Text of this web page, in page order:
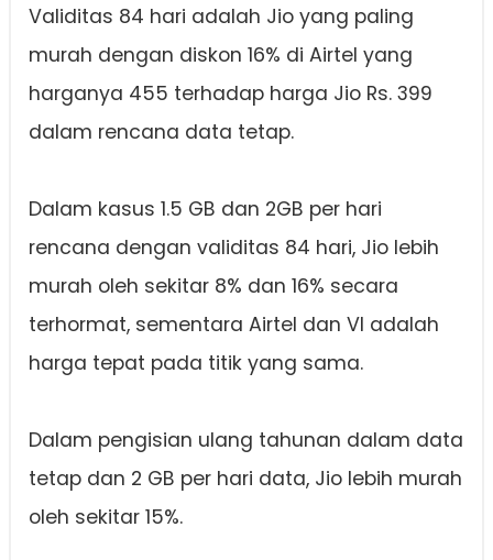
Validitas 84 hari adalah Jio yang paling
murah dengan diskon 16% di Airtel yang
harganya 455 terhadap harga Jio Rs. 399
dalam rencana data tetap.
Dalam kasus 1.5 GB dan 2GB per hari
rencana dengan validitas 84 hari, Jio lebih
murah oleh sekitar 8% dan 16% secara
terhormat, sementara Airtel dan VI adalah
harga tepat pada titik yang sama.
Dalam pengisian ulang tahunan dalam data
tetap dan 2 GB per hari data, Jio lebih murah
oleh sekitar 15%.